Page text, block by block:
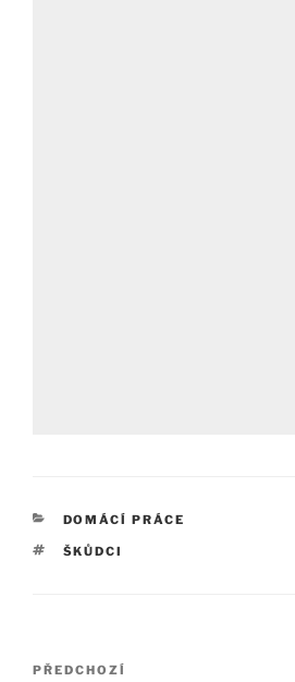
RUBRIKY
DOMÁCÍ PRÁCE
ŠTÍTKY
ŠKŮDCI
Navigace
Předchozí
PŘEDCHOZÍ